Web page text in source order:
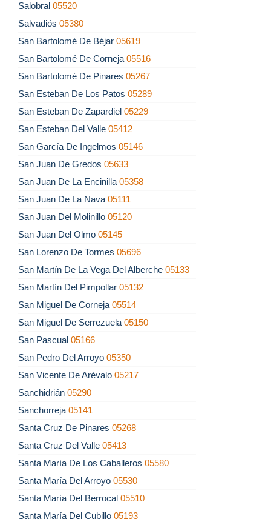
Salobral 05520
Salvadiós 05380
San Bartolomé De Béjar 05619
San Bartolomé De Corneja 05516
San Bartolomé De Pinares 05267
San Esteban De Los Patos 05289
San Esteban De Zapardiel 05229
San Esteban Del Valle 05412
San García De Ingelmos 05146
San Juan De Gredos 05633
San Juan De La Encinilla 05358
San Juan De La Nava 05111
San Juan Del Molinillo 05120
San Juan Del Olmo 05145
San Lorenzo De Tormes 05696
San Martín De La Vega Del Alberche 05133
San Martín Del Pimpollar 05132
San Miguel De Corneja 05514
San Miguel De Serrezuela 05150
San Pascual 05166
San Pedro Del Arroyo 05350
San Vicente De Arévalo 05217
Sanchidrián 05290
Sanchorreja 05141
Santa Cruz De Pinares 05268
Santa Cruz Del Valle 05413
Santa María De Los Caballeros 05580
Santa María Del Arroyo 05530
Santa María Del Berrocal 05510
Santa María Del Cubillo 05193